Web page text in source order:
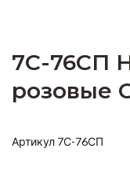
7С-76СП
розовые
Артикул 7С-76СП